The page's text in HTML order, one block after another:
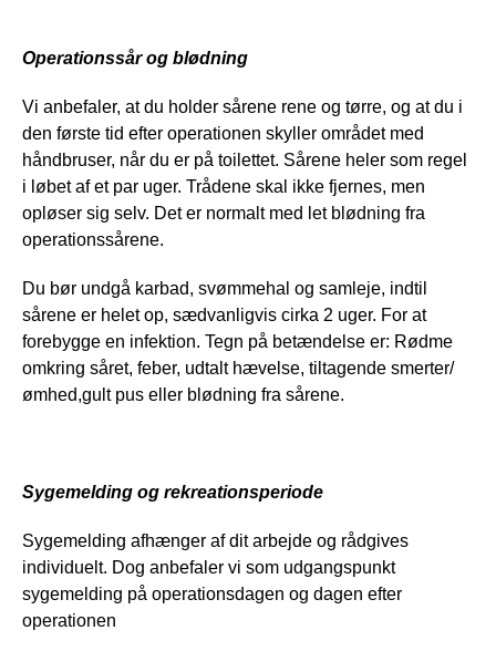
Operationssår og blødning
Vi anbefaler, at du holder sårene rene og tørre, og at du i
den første tid efter operationen skyller området med
håndbruser, når du er på toilettet. Sårene heler som regel
i løbet af et par uger. Trådene skal ikke fjernes, men
opløser sig selv. Det er normalt med let blødning fra
operationssårene.
Du bør undgå karbad, svømmehal og samleje, indtil
sårene er helet op, sædvanligvis cirka 2 uger. For at
forebygge en infektion. Tegn på betændelse er: Rødme
omkring såret, feber, udtalt hævelse, tiltagende smerter/
ømhed,gult pus eller blødning fra sårene.
Sygemelding og rekreationsperiode
Sygemelding afhænger af dit arbejde og rådgives
individuelt. Dog anbefaler vi som udgangspunkt
sygemelding på operationsdagen og dagen efter
operationen